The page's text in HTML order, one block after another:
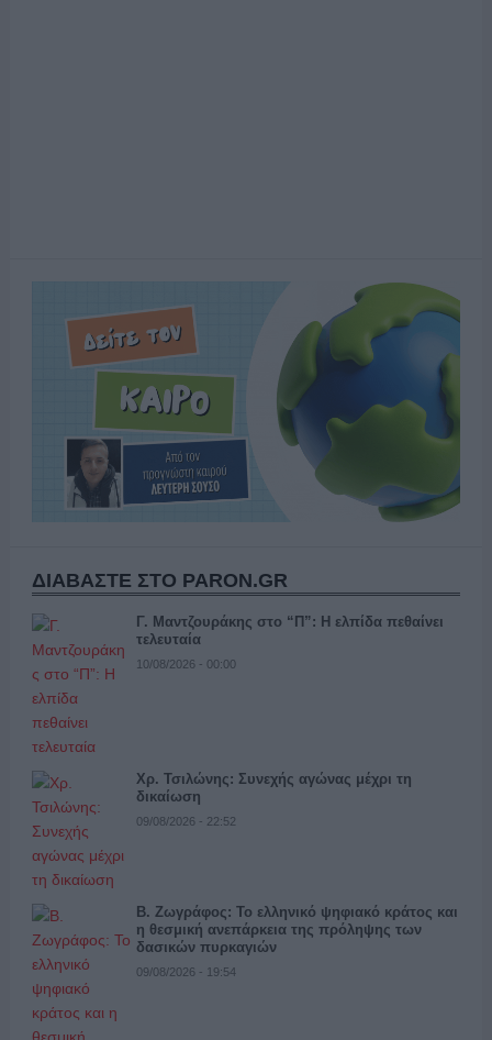
ΔΙΑΒΑΣΤΕ ΣΤΟ PARON.GR
Γ. Μαντζουράκης στο “Π”: Η ελπίδα πεθαίνει
τελευταία
10/08/2026 - 00:00
Χρ. Τσιλώνης: Συνεχής αγώνας μέχρι τη
δικαίωση
09/08/2026 - 22:52
Β. Ζωγράφος: Το ελληνικό ψηφιακό κράτος και
η θεσμική ανεπάρκεια της πρόληψης των
δασικών πυρκαγιών
09/08/2026 - 19:54